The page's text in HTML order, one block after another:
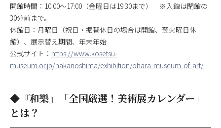
開館時間：10:00～17:00（金曜日は19:30まで） ※入館は閉館の
30分前まで。
休館日：月曜日（祝日・振替休日の場合は開館、翌火曜日休
館）、展示替え期間、年末年始
公式サイト： https://www.kosetsu-
museum.or.jp/nakanoshima/exhibition/ohara-museum-of-art/
◆『和樂』「全国厳選！美術展カレンダー」
とは？